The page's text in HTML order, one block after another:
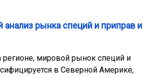
анализ рынка специй и приправ и
мировой рынок специй и
в Северной Америке,